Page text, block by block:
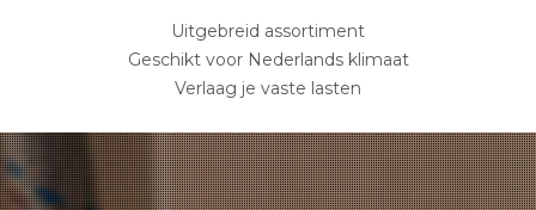
Uitgebreid assortiment
Geschikt voor Nederlands klimaat
Verlaag je vaste lasten